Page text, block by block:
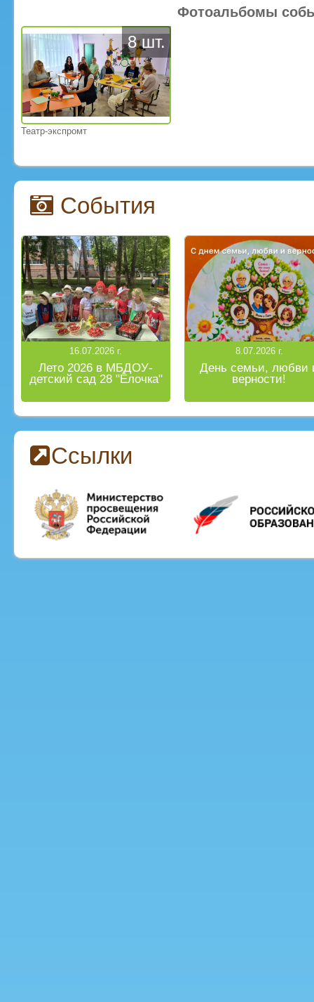
Фотоальбомы
8 шт.
Театр-экспромт
События
16.07.2026 г.
Лето 2026 в МБДОУ-
детский сад 28 "Ёлочка"
8.07.2026 г.
День семьи, любви
верности!
Ссылки